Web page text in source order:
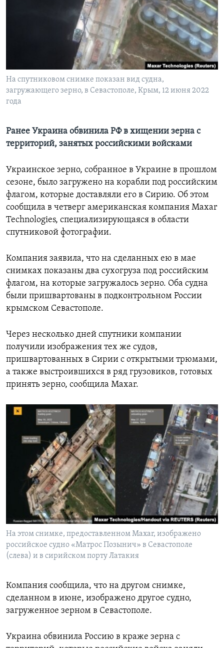
Языки
На спутниковом снимке показан вид судна,
загружающего зерно, в Севастополе, Крым, 12 июня 2022
года
Ранее Украина обвинила РФ в хищении зерна с
территорий, занятых российскими войсками
Украинское зерно, собранное в Украине в прошлом
сезоне, было загружено на корабли под российским
флагом, которые доставляли его в Сирию. Об этом
сообщила в четверг американская компания Maxar
Technologies, специализирующаяся в области
спутниковой фотографии.
Компания заявила, что на сделанных ею в мае
снимках показаны два сухогруза под российским
флагом, на которые загружалось зерно. Оба судна
были пришвартованы в подконтрольном России
крымском Севастополе.
Через несколько дней спутники компании
получили изображения тех же судов,
пришвартованных в Сирии с открытыми трюмами,
а также выстроившихся в ряд грузовиков, готовых
принять зерно, сообщила Maxar.
На этом снимке, предоставленном Maxar, изображено
российское судно «Матрос Позынич» в Севастополе
(слева) и в сирийском порту Латакия
Компания сообщила, что на другом снимке,
сделанном в июне, изображено другое судно,
загруженное зерном в Севастополе.
Украина обвинила Россию в краже зерна с